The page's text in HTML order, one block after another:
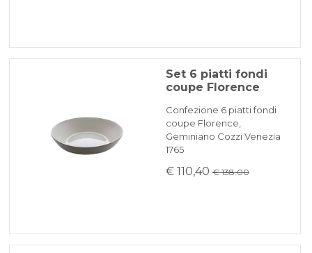
Set 6 piatti fondi
coupe Florence
Confezione 6 piatti fondi
coupe Florence,
Geminiano Cozzi Venezia
1765
€ 110,40 € 138.00